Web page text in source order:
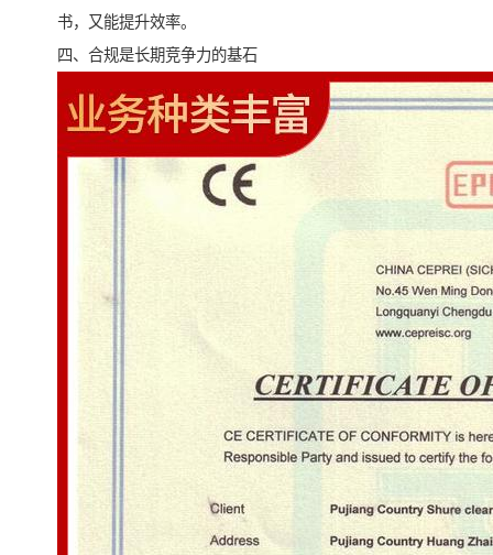
书，又能提升效率。
四、合规是长期竞争力的基石